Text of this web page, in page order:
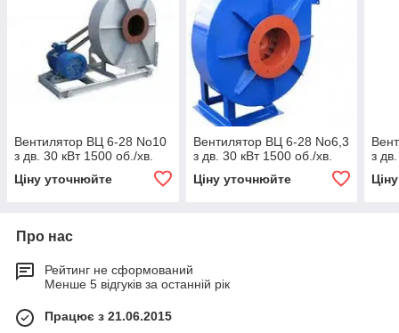
Вентилятор ВЦ 6-28 No10
з дв. 30 кВт 1500 об./хв.
Ціну уточнюйте
Вентилятор ВЦ 6-28 No6,3
з дв. 30 кВт 1500 об./хв.
Ціну уточнюйте
з
Про нас
Рейтинг не сформований
Менше 5 відгуків за останній рік
Працює з 21.06.2015